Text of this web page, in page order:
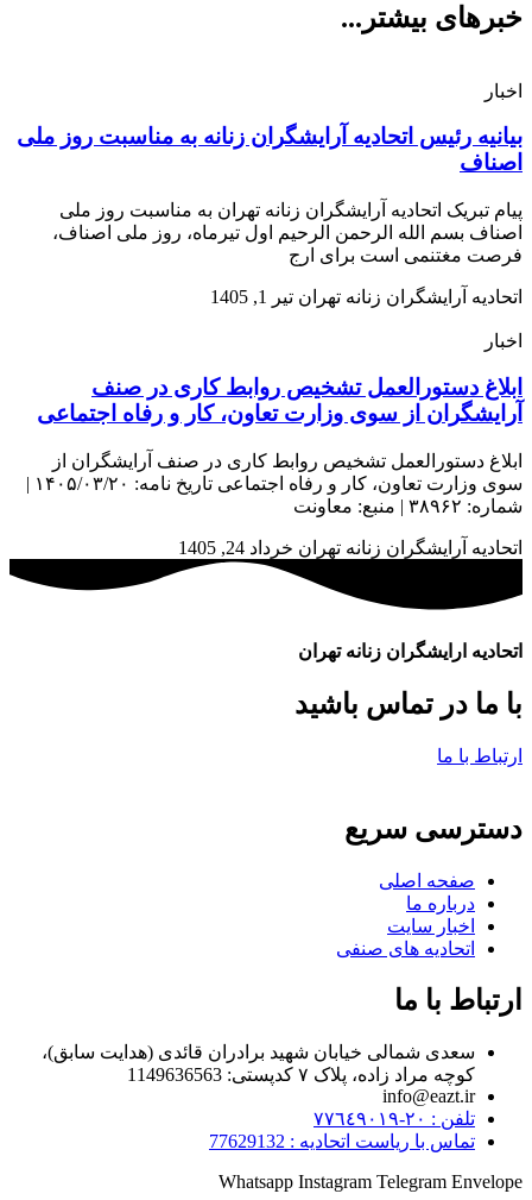
خبرهای بیشتر...
اخبار
بیانیه رئیس اتحادیه آرایشگران زنانه به مناسبت روز ملی
اصناف
پیام تبریک اتحادیه آرایشگران زنانه تهران به مناسبت روز ملی
اصناف بسم الله الرحمن الرحیم اول تیرماه، روز ملی اصناف،
فرصت مغتنمی است برای ارج
اتحادیه آرایشگران زنانه تهران تیر 1, 1405
اخبار
ابلاغ دستورالعمل تشخیص روابط کاری در صنف
آرایشگران از سوی وزارت تعاون، کار و رفاه اجتماعی
ابلاغ دستورالعمل تشخیص روابط کاری در صنف آرایشگران از
سوی وزارت تعاون، کار و رفاه اجتماعی تاریخ نامه: ۱۴۰۵/۰۳/۲۰ |
شماره: ۳۸۹۶۲ | منبع: معاونت
اتحادیه آرایشگران زنانه تهران خرداد 24, 1405
اتحادیه ارایشگران زنانه تهران
با ما در تماس باشید
ارتباط با ما
دسترسی سریع
صفحه اصلی
درباره ما
اخبار سایت
اتحادیه های صنفی
ارتباط با ما
سعدی شمالی خیابان شهید برادران قائدی (هدایت سابق)،
کوچه مراد زاده، پلاک ۷ کدپستی: 1149636563
info@eazt.ir
تلفن : ٢٠-٧٧٦٤٩٠١٩
تماس با ریاست اتحادیه : 77629132
Whatsapp Instagram Telegram Envelope